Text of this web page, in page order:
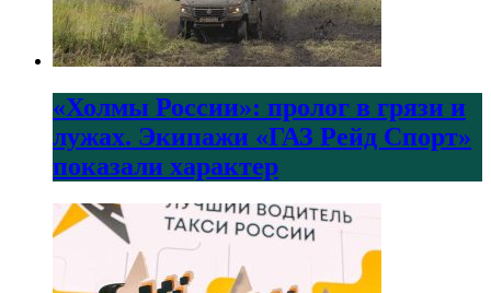
«Холмы России»: пролог в грязи и
лужах. Экипажи «ГАЗ Рейд Спорт»
показали характер